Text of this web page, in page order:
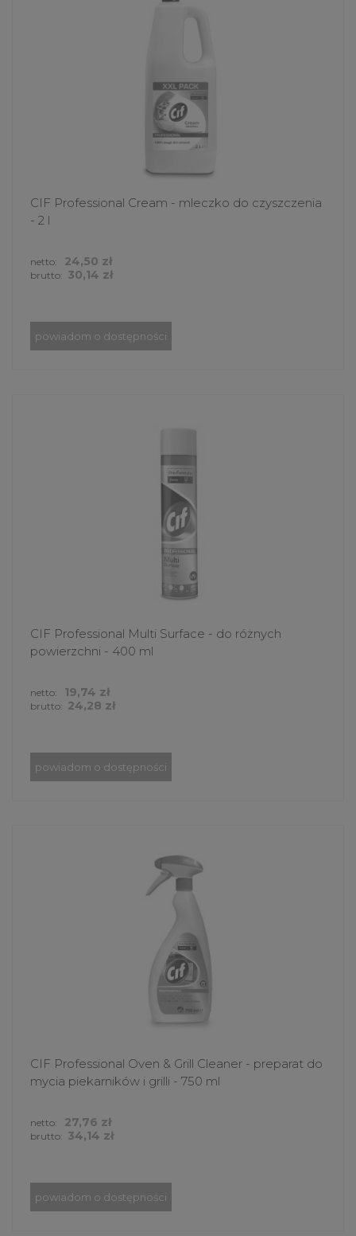
CIF Professional Cream - mleczko do czyszczenia
- 2 l
brutto: 30,14 zł
netto: 24,50 zł
powiadom o dostępności
CIF Professional Multi Surface - do różnych
powierzchni - 400 ml
brutto: 24,28 zł
netto: 19,74 zł
powiadom o dostępności
CIF Professional Oven & Grill Cleaner - preparat do
mycia piekarników i grilli - 750 ml
brutto: 34,14 zł
netto: 27,76 zł
powiadom o dostępności